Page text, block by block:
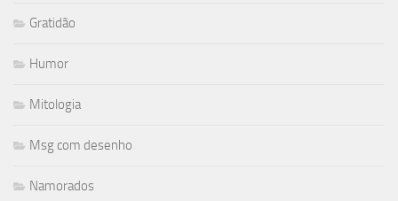
Gratidão
Humor
Mitologia
Msg com desenho
Namorados